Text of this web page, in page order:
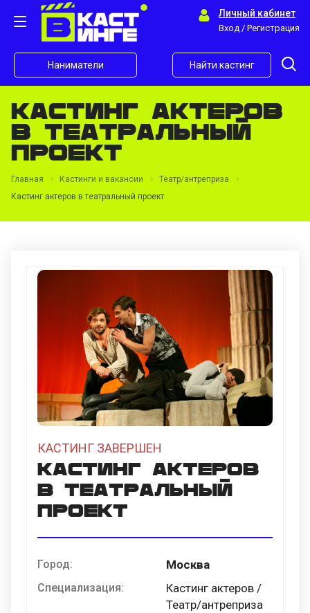
Личный кабинет
Вход / Регистрация
Наниматели Найти кастинг
Кастинг актеров
в театральный
проект
Главная Кастинги и вакансии
Театр/антреприза
Кастинг актеров в театральный проект
КАСТИНГ ЗАВЕРШЕН
Кастинг актеров
в театральный
проект
Город: Москва
Специализация:
Кастинг актеров /
Театр/антреприза